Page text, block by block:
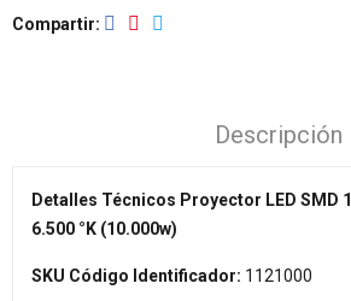
Compartir
Descripción
Detalles Técnicos Proyector LED SMD
6.500 °K (10.000w)
SKU Código Identificador: 1121000